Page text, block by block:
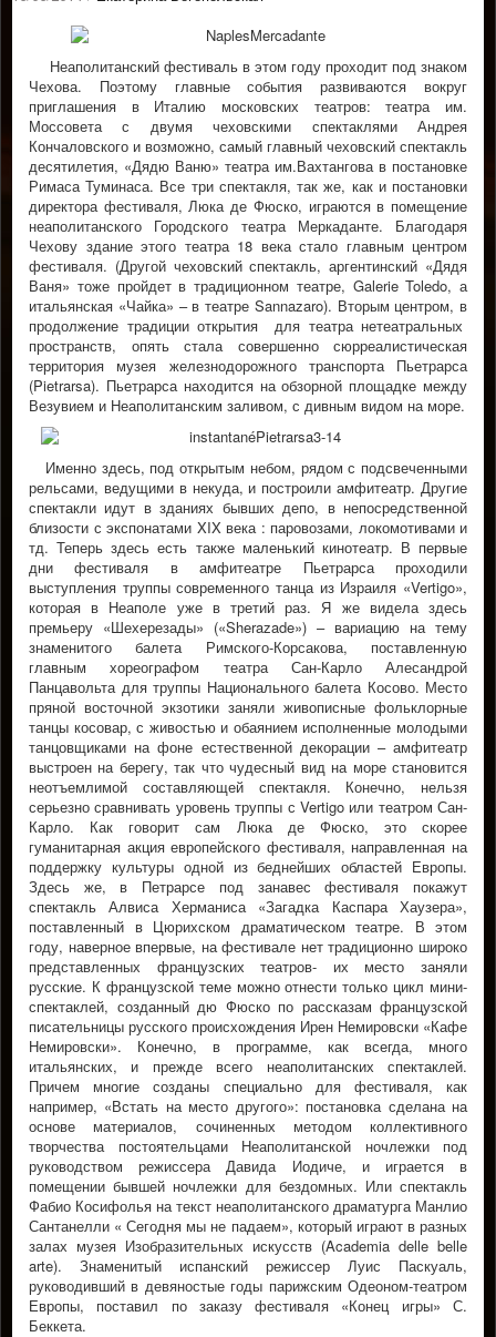
Неаполитанский фестиваль в этом году проходит под знаком
Чехова. Поэтому главные события развиваются вокруг
приглашения в Италию московских театров: театра им.
Моссовета с двумя чеховскими спектаклями Андрея
Кончаловского и возможно, самый главный чеховский спектакль
десятилетия, «Дядю Ваню» театра им.Вахтангова в постановке
Римаса Туминаса. Все три спектакля, так же, как и постановки
директора фестиваля, Люка де Фюско, играются в помещение
неаполитанского Городского театра Меркаданте. Благодаря
Чехову здание этого театра 18 века стало главным центром
фестиваля. (Другой чеховский спектакль, аргентинский «Дядя
Ваня» тоже пройдет в традиционном театре, Galerie Toledo, а
итальянская «Чайка» – в театре Sannazaro). Вторым центром, в
продолжение традиции открытия для театра нетеатральных
пространств, опять стала совершенно сюрреалистическая
территория музея железнодорожного транспорта Пьетрарса
(Pietrarsa). Пьетрарса находится на обзорной площадке между
Везувием и Неаполитанским заливом, с дивным видом на море.
Именно здесь, под открытым небом, рядом с подсвеченными
рельсами, ведущими в некуда, и построили амфитеатр. Другие
спектакли идут в зданиях бывших депо, в непосредственной
близости с экспонатами XIX века : паровозами, локомотивами и
тд. Теперь здесь есть также маленький кинотеатр. В первые
дни фестиваля в амфитеатре Пьетрарса проходили
выступления труппы современного танца из Израиля «Vertigo»,
которая в Неаполе уже в третий раз. Я же видела здесь
премьеру «Шехерезады» («Sherazade») – вариацию на тему
знаменитого балета Римского-Корсакова, поставленную
главным хореографом театра Сан-Карло Алесандрой
Панцавольта для труппы Национального балета Косово. Место
пряной восточной экзотики заняли живописные фольклорные
танцы косовар, с живостью и обаянием исполненные молодыми
танцовщиками на фоне естественной декорации – амфитеатр
выстроен на берегу, так что чудесный вид на море становится
неотъемлимой составляющей спектакля. Конечно, нельзя
серьезно сравнивать уровень труппы с Vertigo или театром Сан-
Карло. Как говорит сам Люка де Фюско, это скорее
гуманитарная акция европейского фестиваля, направленная на
поддержку культуры одной из беднейших областей Европы.
Здесь же, в Петрарсе под занавес фестиваля покажут
спектакль Алвиса Херманиса «Загадка Каспара Хаузера»,
поставленный в Цюрихском драматическом театре. В этом
году, наверное впервые, на фестивале нет традиционно широко
представленных французских театров- их место заняли
русские. К французской теме можно отнести только цикл мини-
спектаклей, созданный дю Фюско по рассказам французской
писательницы русского происхождения Ирен Немировски «Кафе
Немировски». Конечно, в программе, как всегда, много
итальянских, и прежде всего неаполитанских спектаклей.
Причем многие созданы специально для фестиваля, как
например, «Встать на место другого»: постановка сделана на
основе материалов, сочиненных методом коллективного
творчества постоятельцами Неаполитанской ночлежки под
руководством режиссера Давида Иодиче, и играется в
помещении бывшей ночлежки для бездомных. Или спектакль
Фабио Косифолья на текст неаполитанского драматурга Манлио
Сантанелли « Сегодня мы не падаем», который играют в разных
залах музея Изобразительных искусств (Academia delle belle
arte). Знаменитый испанский режиссер Луис Паскуаль,
руководивший в девяностые годы парижским Одеоном-театром
Европы, поставил по заказу фестиваля «Конец игры» С.
Беккета.